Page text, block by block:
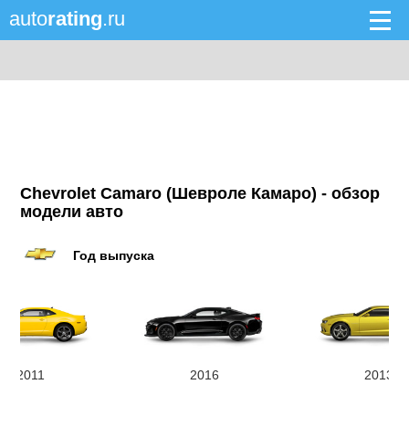
autorating.ru
Chevrolet Camaro (Шевроле Камаро) - обзор
модели авто
Год выпуска
2011 2016 2013